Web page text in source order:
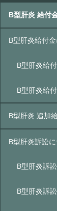
B型肝炎 給付
B型肝炎給付
B型肝炎給
B型肝炎給
B型肝炎 追加
B型肝炎訴訟
B型肝炎訴
B型肝炎訴